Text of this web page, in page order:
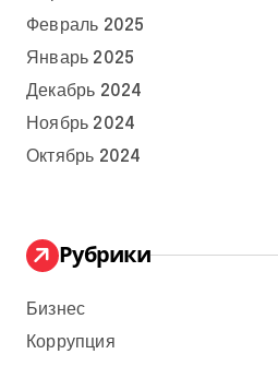
Февраль 2025
Январь 2025
Декабрь 2024
Ноябрь 2024
Октябрь 2024
Рубрики
Бизнес
Коррупция